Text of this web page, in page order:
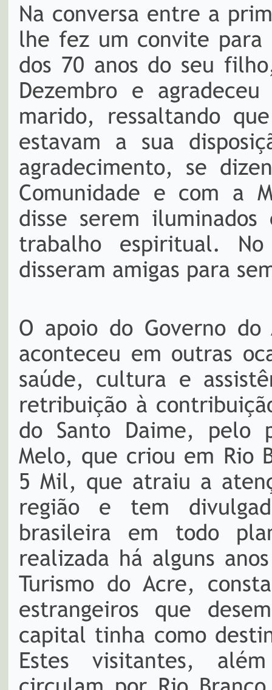
Na conversa entre a
lhe fez um convite para
dos 70 anos do seu
Dezembro e
marido, ressaltando
estavam a sua
agradecimento, se
Comunidade e com a
disse serem
trabalho espiritual.
disseram amigas para
O apoio do Governo
aconteceu em outras
saúde, cultura e
retribuição à
do Santo Daime, pelo
Melo, que criou em Rio
5 Mil, que atraiu a
região e tem
brasileira em todo
realizada há alguns
Turismo do Acre,
estrangeiros que
capital tinha como
Estes visitantes,